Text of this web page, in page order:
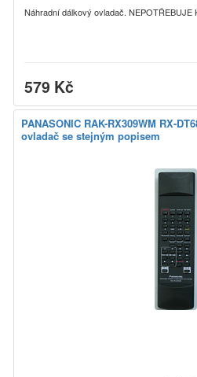
Náhradní dálkový ovladač. NEPOTŘEBUJE
579 Kč
PANASONIC RAK-RX309WM RX-
ovladač se stejným popisem